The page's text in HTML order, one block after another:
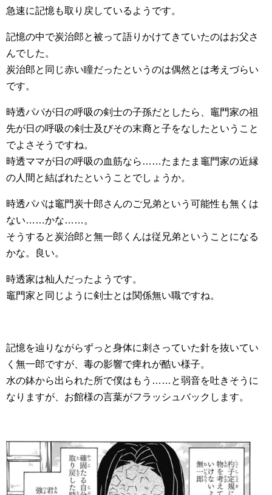
急速に記憶も取り戻しているようです。
記憶の中で炭治郎と被って語りかけてきていたのはお父さ
んでした。
炭治郎と同じ赤い瞳だったというのは偶然とは考えづらい
です。
時透パパが日の呼吸の剣士の子孫だとしたら、竈門家の祖
先が日の呼吸の剣士及びその末裔と子をなしたということ
でよさそうですね。
時透ママが日の呼吸の血筋なら……たまたま竈門家の近縁
の人間と結ばれたということでしょうか。
時透パパは竈門炭十郎さんのご兄弟という可能性も無くは
ない……かな……。
そうすると炭治郎と無一郎くんは従兄弟ということになる
かな。良い。
時透家は杣人だったようです。
竈門家と同じように剣士とは関係無い職ですね。
記憶を辿りながらずっと身体に刺さっていた針を抜いてい
く無一郎ですが、毒の影響で痺れが酷い様子。
水の鉢から出られた所で僕はもう……と弱音を吐きそうに
なりますが、お館様の言葉がフラッシュバックします。